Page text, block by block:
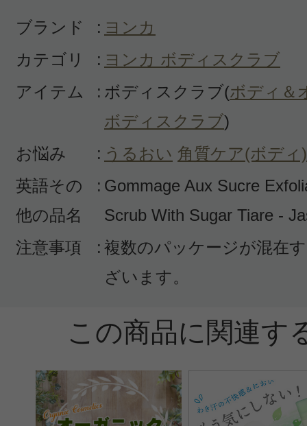
ブランド : ヨンカ
カテゴリ
: ヨンカ ボディスクラブ
アイテム
: ボディスクラブ(ボディ＆
ボディスクラブ)
お悩み
: うるおい 角質ケア(ボディ)
英語その
他の品名
: Gommage Aux Sucre
Scrub With Sugar Tiare -
注意事項
: 複数のパッケージが混在
ざいます。
この商品に関連す